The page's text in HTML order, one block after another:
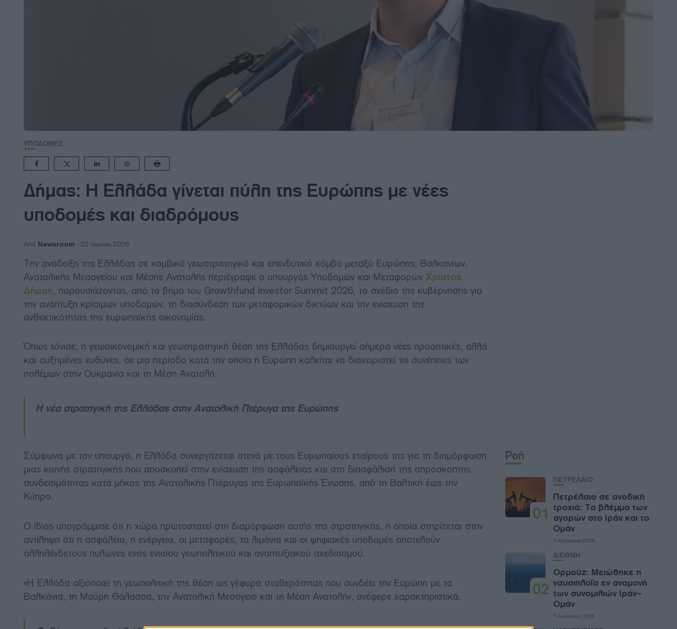
ΥΠΟΔΟΜΕΣ
Δήμας: Η Ελλάδα γίνεται πύλη της Ευρώπης με νέες
υποδομές και διαδρόμους
Από Newsroom 22 Ιουνίου 2026
Την ανάδειξη της Ελλάδας σε κομβικό γεωστρατηγικό και επενδυτικό κόμβο μεταξύ Ευρώπης, Βαλκανίων,
Ανατολικής Μεσογείου και Μέσης Ανατολής περιέγραψε ο υπουργός Υποδομών και Μεταφορών Χρίστος
Δήμας, παρουσιάζοντας, από το βήμα του Growthfund Investor Summit 2026, το σχέδιο της κυβέρνησης για
την ανάπτυξη κρίσιμων υποδομών, τη διασύνδεση των μεταφορικών δικτύων και την ενίσχυση της
ανθεκτικότητας της ευρωπαϊκής οικονομίας.
Όπως τόνισε, η γεωοικονομική και γεωστρατηγική θέση της Ελλάδας δημιουργεί σήμερα νέες προοπτικές, αλλά
και αυξημένες ευθύνες, σε μια περίοδο κατά την οποία η Ευρώπη καλείται να διαχειριστεί τις συνέπειες των
πολέμων στην Ουκρανία και τη Μέση Ανατολή.
Η νέα στρατηγική της Ελλάδας στην Ανατολική Πτέρυγα της Ευρώπης
Σύμφωνα με τον υπουργό, η Ελλάδα συνεργάζεται στενά με τους Ευρωπαίους εταίρους της για τη διαμόρφωση
μιας κοινής στρατηγικής που αποσκοπεί στην ενίσχυση της ασφάλειας και στη διασφάλιση της απρόσκοπτης
συνδεσιμότητας κατά μήκος της Ανατολικής Πτέρυγας της Ευρωπαϊκής Ένωσης, από τη Βαλτική έως την
Κύπρο.
Ο ίδιος υπογράμμισε ότι η χώρα πρωτοστατεί στη διαμόρφωση αυτής της στρατηγικής, η οποία στηρίζεται στην
αντίληψη ότι η ασφάλεια, η ενέργεια, οι μεταφορές, τα λιμάνια και οι ψηφιακές υποδομές αποτελούν
αλληλένδετους πυλώνες ενός ενιαίου γεωπολιτικού και αναπτυξιακού σχεδιασμού.
«Η Ελλάδα αξιοποιεί τη γεωπολιτική της θέση ως γέφυρα σταθερότητας που συνδέει την Ευρώπη με τα
Βαλκάνια, τη Μαύρη Θάλασσα, την Ανατολική Μεσόγειο και τη Μέση Ανατολή», ανέφερε χαρακτηριστικά.
Ροή
01
ΠΕΤΡΕΛΑΙΟ
Πετρέλαιο σε ανοδική
τροχιά: Το βλέμμα των
αγορών στο Ιράν και το
Ομάν
7 Αυγούστου 2026
02
ΔΙΕΘΝΗ
Ορμούζ: Μειώθηκε η
ναυσιπλοΐα εν αναμονή
των συνομιλιών Ιράν–
Ομάν
7 Αυγούστου 2026